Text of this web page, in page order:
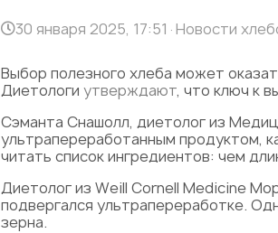
30 января 2025, 17:51 ·Новости
Выбор полезного хлеба может
Диетологи утверждают, что ключ к
Сэманта Снашолл, диетолог из
ультрапереработанным продуктом,
читать список ингредиентов: чем
Диетолог из Weill Cornell Medicine
подвергался ультрапереработке.
зерна.